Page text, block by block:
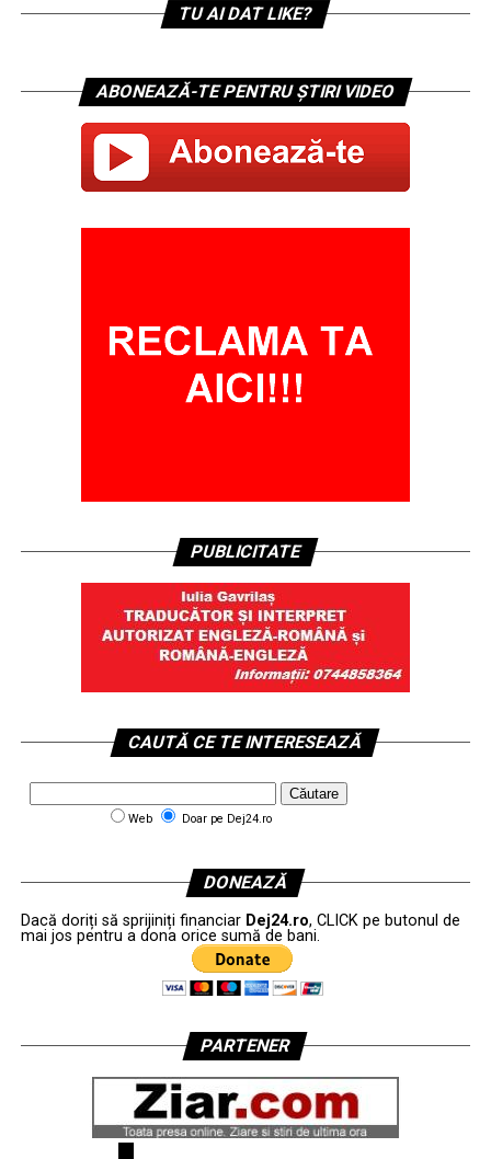
TU AI DAT LIKE?
ABONEAZĂ-TE PENTRU ȘTIRI VIDEO
PUBLICITATE
CAUTĂ CE TE INTERESEAZĂ
Web Doar pe Dej24.ro
DONEAZĂ
Dacă doriți să sprijiniți financiar Dej24.ro, CLICK pe butonul de
mai jos pentru a dona orice sumă de bani.
PARTENER